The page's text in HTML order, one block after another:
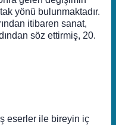
yönü bulunmaktadır.
itibaren sanat,
söz ettirmiş, 20.
eserler ile bireyin iç